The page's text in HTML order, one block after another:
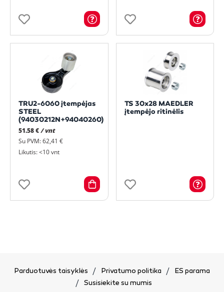
TRU2-6060 įtempėjas
STEEL
(94030212N+94040260)
51.58 €/ vnt
Su PVM: 62,41 €
Likutis: <10 vnt
TS 30x28 MAEDLER
įtempėjo ritinėlis
Parduotuvės taisyklės Privatumo politika
ES parama
Susisiekite su mumis